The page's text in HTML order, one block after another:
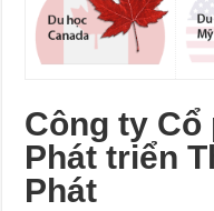
Công ty
Phát triển
Phát